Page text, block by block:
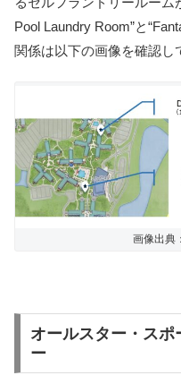
Pool Laundry Room”と
関係は以下の画像を確認し
画像出典
オールスター・スポ
ー